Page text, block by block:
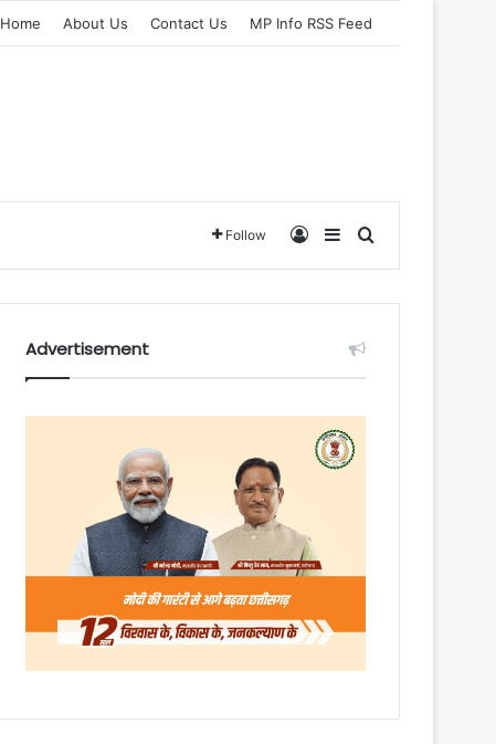
Home About Us Contact Us MP Info RSS Feed
Follow Log InSidebarSearch for
Advertisement